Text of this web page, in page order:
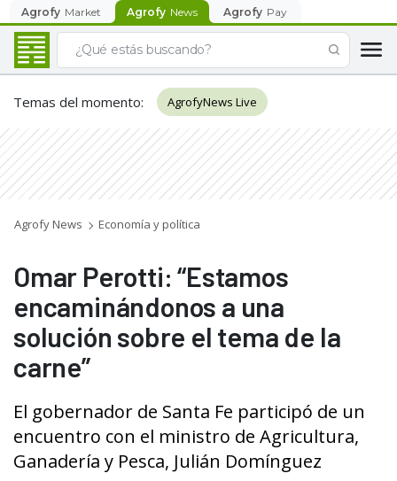
Agrofy Market Agrofy News Agrofy Pay
Temas del momento: AgrofyNews Live
Agrofy News Economía y política
Omar Perotti: “Estamos
encaminándonos a una
solución sobre el tema de la
carne”
El gobernador de Santa Fe participó de un
encuentro con el ministro de Agricultura,
Ganadería y Pesca, Julián Domínguez